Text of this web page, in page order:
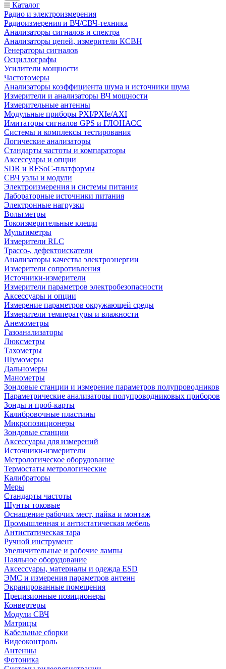
Каталог
Радио и электроизмерения
Радиоизмерения и ВЧ/СВЧ-техника
Анализаторы сигналов и спектра
Анализаторы цепей, измерители КСВН
Генераторы сигналов
Осциллографы
Усилители мощности
Частотомеры
Анализаторы коэффициента шума и источники шума
Измерители и анализаторы ВЧ мощности
Измерительные антенны
Модульные приборы PXI/PXIe/AXI
Имитаторы сигналов GPS и ГЛОНАСС
Системы и комплексы тестирования
Логические анализаторы
Стандарты частоты и компараторы
Аксессуары и опции
SDR и RFSoC‑платформы
СВЧ узлы и модули
Электроизмерения и системы питания
Лабораторные источники питания
Электронные нагрузки
Вольтметры
Токоизмерительные клещи
Мультиметры
Измерители RLC
Трассо-, дефектоискатели
Анализаторы качества электроэнергии
Измерители сопротивления
Источники-измерители
Измерители параметров электробезопасности
Аксессуары и опции
Измерение параметров окружающей среды
Измерители температуры и влажности
Анемометры
Газоанализаторы
Люксметры
Тахометры
Шумомеры
Дальномеры
Манометры
Зондовые станции и измерение параметров полупроводников
Параметрические анализаторы полупроводниковых приборов
Зонды и проб-карты
Калибровочные пластины
Микропозиционеры
Зондовые станции
Аксессуары для измерений
Источники-измерители
Метрологическое оборудование
Термостаты метрологические
Калибраторы
Меры
Стандарты частоты
Шунты токовые
Оснащение рабочих мест, пайка и монтаж
Промышленная и антистатическая мебель
Антистатическая тара
Ручной инструмент
Увеличительные и рабочие лампы
Паяльное оборудование
Аксессуары, материалы и одежда ESD
ЭМС и измерения параметров антенн
Экранированные помещения
Прецизионные позиционеры
Конвертеры
Модули СВЧ
Матрицы
Кабельные сборки
Видеоконтроль
Антенны
Фотоника